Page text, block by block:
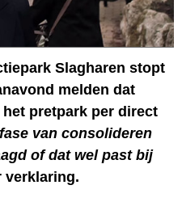
Slagharen stopt
melden dat
pretpark per direct
van consolideren
of dat wel past bij
verklaring.